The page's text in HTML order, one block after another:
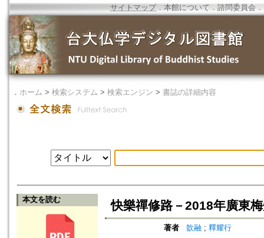
サイトマップ．本館について ． 諮問委員会 ．
． ホーム > 検索システム > 検索エンジン > 書誌の詳細内容
本文を読む 快樂禪修路－2018年廣東
著者 歆融 ; 釋耀行